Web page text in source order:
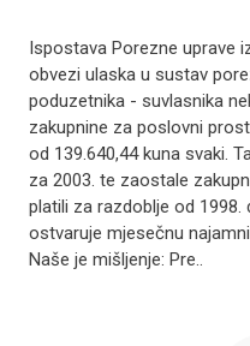
Ispostava Porezne uprave
obvezi ulaska u sustav
poduzetnika - suvlasnika
zakupnine za poslovni
od 139.640,44 kuna svaki.
za 2003. te zaostale
platili za razdoblje od 1998.
ostvaruje mjesečnu
Naše je mišljenje: Pre..